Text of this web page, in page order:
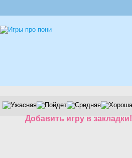
Добавить игру в закладки!